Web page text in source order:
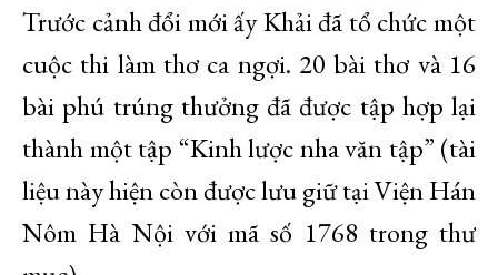
Trước cảnh đổi mới ấy Khải đã tổ chức một
cuộc thi làm thơ ca ngợi. 20 bài thơ và 16
bài phú trúng thưởng đã được tập hợp lại
thành một tập “Kinh lược nha văn tập” (tài
liệu này hiện còn được lưu giữ tại Viện Hán
Nôm Hà Nội với mã số 1768 trong thư